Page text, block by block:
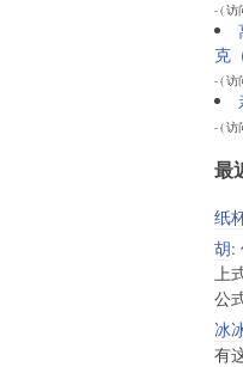
- ( 访
克
- ( 访
- ( 访
最
纸
胡:
上
公
冰
有